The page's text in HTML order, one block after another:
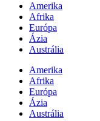
Amerika
Afrika
Európa
Ázia
Austrália
Amerika
Afrika
Európa
Ázia
Austrália